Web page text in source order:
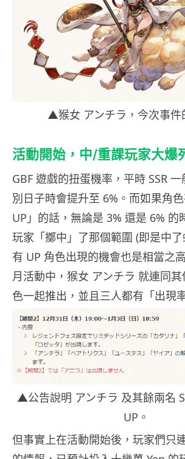
▲猴女 アンチラ，今次事件
活動開始，中/重課玩家大爆
GBF 遊戲的扭蛋機率，平時 SSR
別日子時會提升至 6%。而如果角
UP」的話，無論是 3% 還是 6% 的
玩家「擲中」了那個範圍 (即是中了
有 UP 角色出現的機會也是相當之
月活動中，猴女 アンチラ 就連同其
色一起推出，並且三人都有「出現
▲公告說明 アンチラ 及其餘兩名
UP。
但事實上在活動開始後，玩家們只